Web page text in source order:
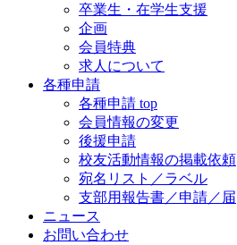
卒業生・在学生支援
企画
会員特典
求人について
各種申請
各種申請 top
会員情報の変更
後援申請
校友活動情報の掲載依頼
宛名リスト／ラベル
支部用報告書／申請／届
ニュース
お問い合わせ